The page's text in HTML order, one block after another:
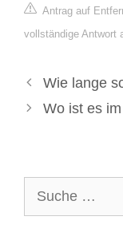
Antrag auf
vollständige Antwort
Wie lange
Wo ist es
nach: